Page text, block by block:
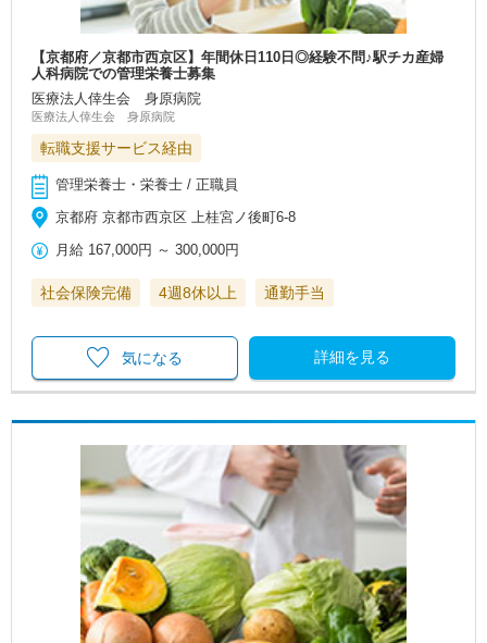
【京都府／京都市西京区】年間休日110日◎経験不問♪駅チカ産婦
人科病院での管理栄養士募集
医療法人倖生会 身原病院
医療法人倖生会 身原病院
転職支援サービス経由
管理栄養士・栄養士 / 正職員
京都府 京都市西京区 上桂宮ノ後町6‐8
月給 167,000円 ～300,000円
社会保険完備 4週8休以上 通勤手当
詳細を見る
気になる